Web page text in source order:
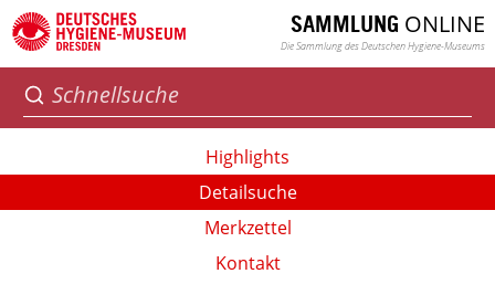
SAMMLUNG ONLINE
Die Sammlung des Deutschen Hygiene-Museums
Highlights
Detailsuche
Merkzettel
Kontakt